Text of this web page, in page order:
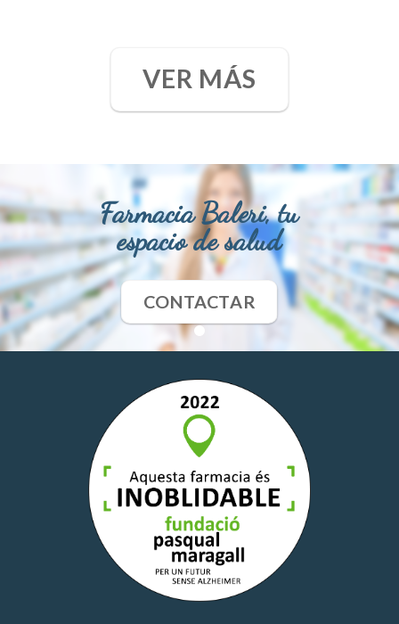
VER MÁS
Farmacia Baleri, tu
espacio de salud
CONTACTAR